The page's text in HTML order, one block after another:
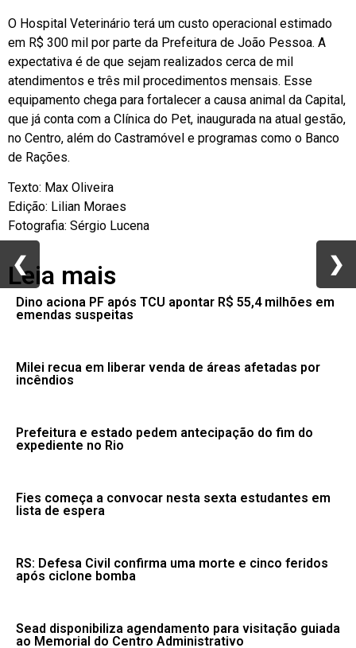
O Hospital Veterinário terá um custo operacional estimado
em R$ 300 mil por parte da Prefeitura de João Pessoa. A
expectativa é de que sejam realizados cerca de mil
atendimentos e três mil procedimentos mensais. Esse
equipamento chega para fortalecer a causa animal da Capital,
que já conta com a Clínica do Pet, inaugurada na atual gestão,
no Centro, além do Castramóvel e programas como o Banco
de Rações.
Texto: Max Oliveira
Edição: Lilian Moraes
Fotografia: Sérgio Lucena
Leia mais
Dino aciona PF após TCU apontar R$ 55,4 milhões em
emendas suspeitas
Milei recua em liberar venda de áreas afetadas por
incêndios
Prefeitura e estado pedem antecipação do fim do
expediente no Rio
Fies começa a convocar nesta sexta estudantes em
lista de espera
RS: Defesa Civil confirma uma morte e cinco feridos
após ciclone bomba
Sead disponibiliza agendamento para visitação guiada
ao Memorial do Centro Administrativo
❮ ❯
❮ ❯